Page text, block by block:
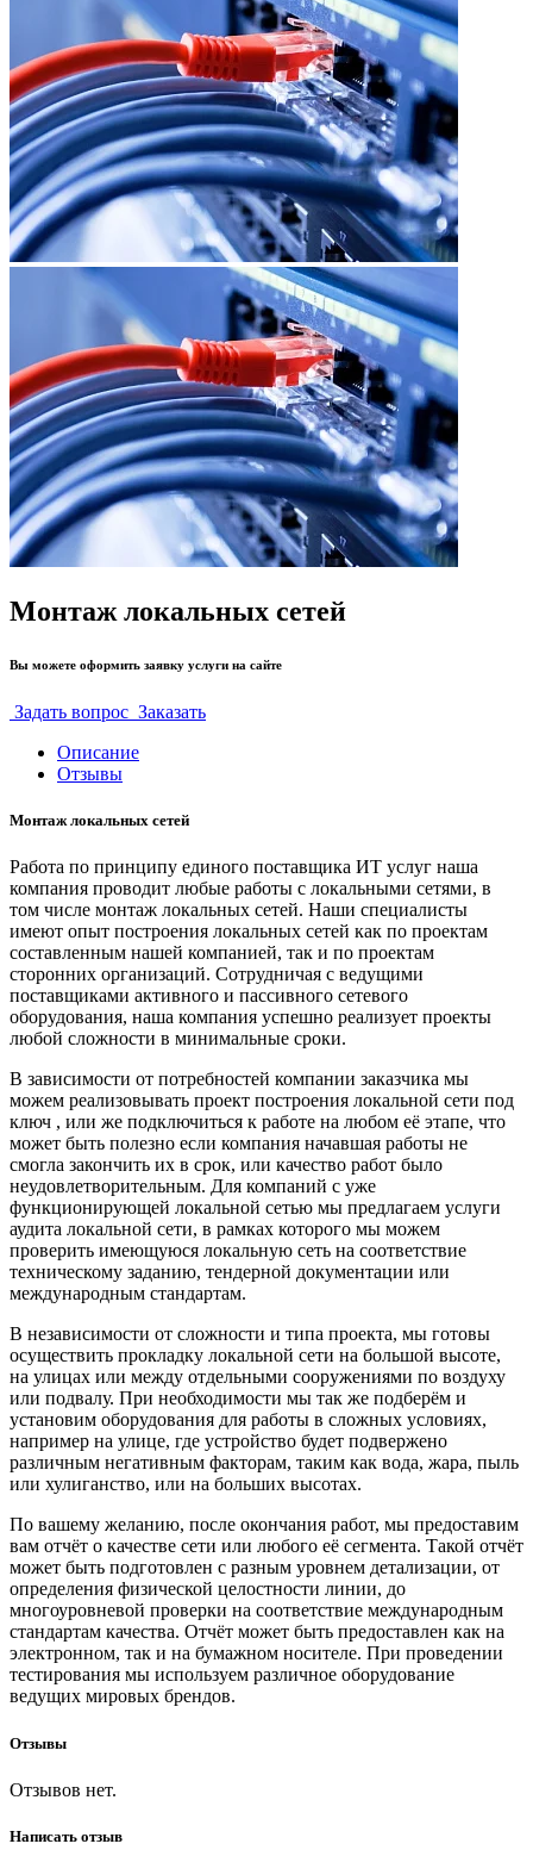
Монтаж локальных сетей
Вы можете оформить заявку услуги на сайте
Задать вопрос Заказать
Описание
Отзывы
Монтаж локальных сетей
Работа по принципу единого поставщика ИТ услуг наша
компания проводит любые работы с локальными сетями, в
том числе монтаж локальных сетей. Наши специалисты
имеют опыт построения локальных сетей как по проектам
составленным нашей компанией, так и по проектам
сторонних организаций. Сотрудничая с ведущими
поставщиками активного и пассивного сетевого
оборудования, наша компания успешно реализует проекты
любой сложности в минимальные сроки.
В зависимости от потребностей компании заказчика мы
можем реализовывать проект построения локальной сети под
ключ , или же подключиться к работе на любом её этапе, что
может быть полезно если компания начавшая работы не
смогла закончить их в срок, или качество работ было
неудовлетворительным. Для компаний с уже
функционирующей локальной сетью мы предлагаем услуги
аудита локальной сети, в рамках которого мы можем
проверить имеющуюся локальную сеть на соответствие
техническому заданию, тендерной документации или
международным стандартам.
В независимости от сложности и типа проекта, мы готовы
осуществить прокладку локальной сети на большой высоте,
на улицах или между отдельными сооружениями по воздуху
или подвалу. При необходимости мы так же подберём и
установим оборудования для работы в сложных условиях,
например на улице, где устройство будет подвержено
различным негативным факторам, таким как вода, жара, пыль
или хулиганство, или на больших высотах.
По вашему желанию, после окончания работ, мы предоставим
вам отчёт о качестве сети или любого её сегмента. Такой отчёт
может быть подготовлен с разным уровнем детализации, от
определения физической целостности линии, до
многоуровневой проверки на соответствие международным
стандартам качества. Отчёт может быть предоставлен как на
электронном, так и на бумажном носителе. При проведении
тестирования мы используем различное оборудование
ведущих мировых брендов.
Отзывы
Отзывов нет.
Написать отзыв